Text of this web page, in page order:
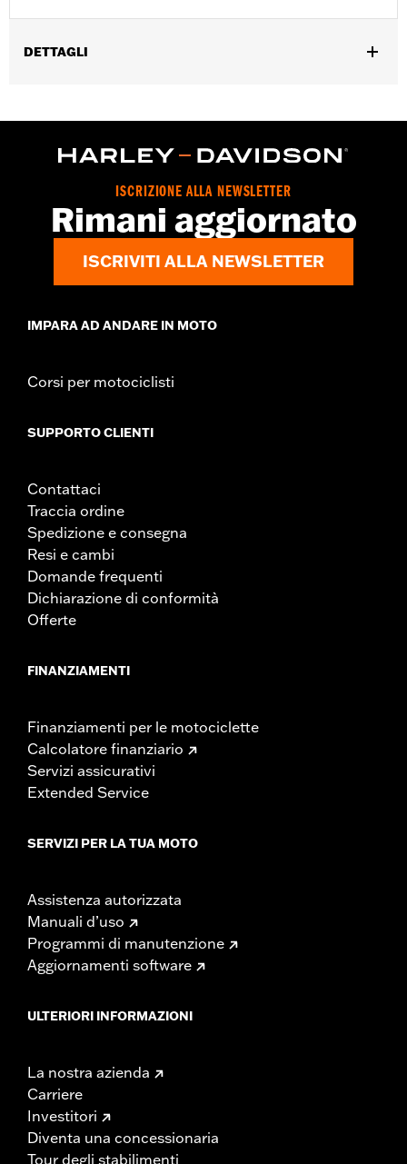
DETTAGLI
Venduti singolarmente:Ciascuno
nera, inserto e bulloneria di montaggio
GARANZIA:1 year limited warranty – Go towww.h-
d.com/warrantyfor full details
ISCRIZIONE ALLA NEWSLETTER
Rimani aggiornato
ISCRIVITI ALLA NEWSLETTER
IMPARA AD ANDARE IN MOTO
Corsi per motociclisti
SUPPORTO CLIENTI
Contattaci
Traccia ordine
Spedizione e consegna
Resi e cambi
Domande frequenti
Dichiarazione di conformità
Offerte
FINANZIAMENTI
Finanziamenti per le motociclette
Calcolatore finanziario
Servizi assicurativi
Extended Service
SERVIZI PER LA TUA MOTO
Assistenza autorizzata
Manuali d’uso
Programmi di manutenzione
Aggiornamenti software
ULTERIORI INFORMAZIONI
La nostra azienda
Carriere
Investitori
Diventa una concessionaria
Tour degli stabilimenti